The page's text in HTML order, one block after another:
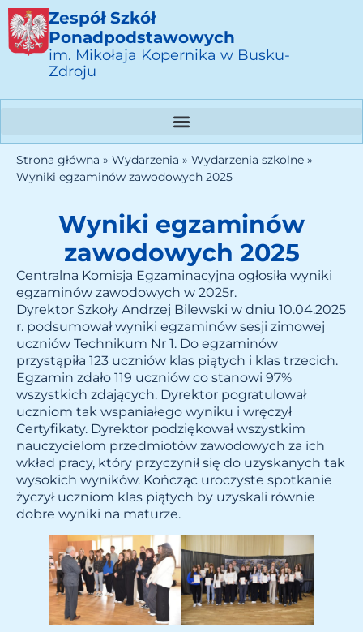
Zespół Szkół
Ponadpodstawowych
im. Mikołaja Kopernika w Busku-
Zdroju
Strona główna » Wydarzenia » Wydarzenia szkolne »
Wyniki egzaminów zawodowych 2025
Wyniki egzaminów
zawodowych 2025
Centralna Komisja Egzaminacyjna ogłosiła wyniki
egzaminów zawodowych w 2025r.
Dyrektor Szkoły Andrzej Bilewski w dniu 10.04.2025
r. podsumował wyniki egzaminów sesji zimowej
uczniów Technikum Nr 1. Do egzaminów
przystąpiła 123 uczniów klas piątych i klas trzecich.
Egzamin zdało 119 uczniów co stanowi 97%
wszystkich zdających. Dyrektor pogratulował
uczniom tak wspaniałego wyniku i wręczył
Certyfikaty. Dyrektor podziękował wszystkim
nauczycielom przedmiotów zawodowych za ich
wkład pracy, który przyczynił się do uzyskanych tak
wysokich wyników. Kończąc uroczyste spotkanie
życzył uczniom klas piątych by uzyskali równie
dobre wyniki na maturze.